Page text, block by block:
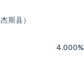
斯县）
4.000%